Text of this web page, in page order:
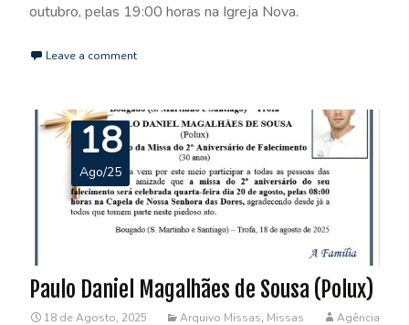
outubro, pelas 19:00 horas na Igreja Nova.
Leave a comment
18
Ago/25
Paulo Daniel Magalhães de Sousa (Polux)
18 de Agosto, 2025 Arquivo Missas, Missas
Agência